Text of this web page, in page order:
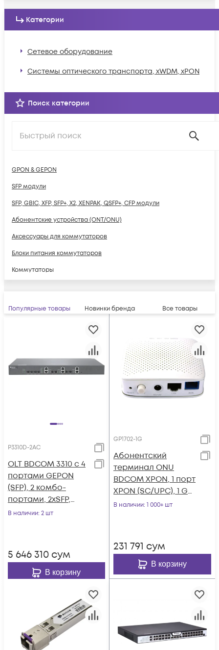
Категории
Сетевое оборудование
Системы оптического транспорта, xWDM, xPON
Поиск категории
GPON & GEPON
SFP модули
SFP, GBIC, XFP, SFP+, X2, XENPAK, QSFP+, CFP модули
Абонентские устройства (ONT/ONU)
Аксессуары для коммутаторов
Блоки питания коммутаторов
Коммутаторы
Системы оптического транспорта, xWDM, xPON
Фиксированные коммутаторы
Популярные товары Новинки бренда Все товары
P3310D-2AC
OLT BDCOM 3310 с 4
портами GEPON
(SFP), 2 комбо-
портами, 2хSFP,
2хRJ-45, 2 БП АC, FEC
В наличии: 2 шт
5 646 310 сум
В корзину
GP1702-1G
Абонентский
терминал ONU
BDCOM XPON, 1 порт
XPON (SC/UPC), 1 GE,
пластиковый
В наличии: 1 000+ шт
231 791 сум
В корзину